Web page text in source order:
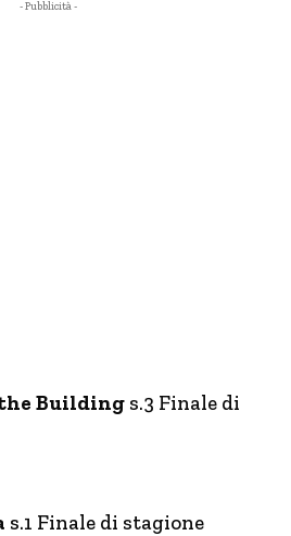
- Pubblicità -
Building s.3 Finale di
s.1 Finale di stagione